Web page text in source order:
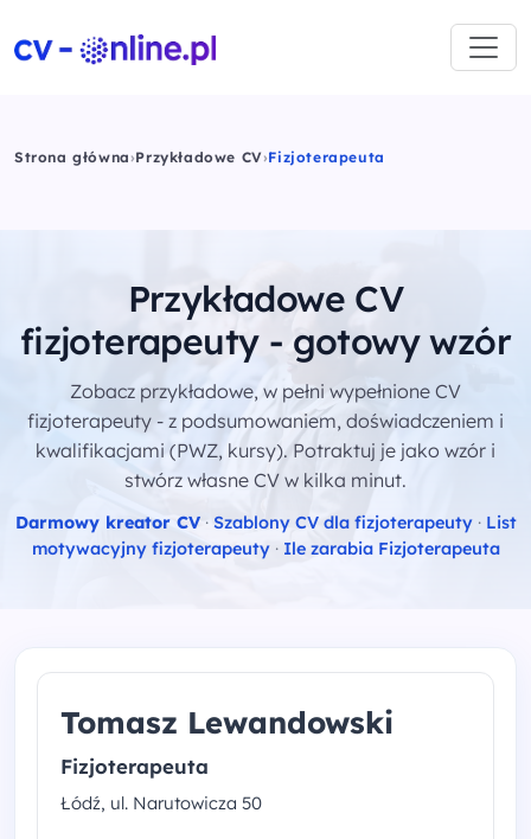
Strona główna›Przykładowe CV›Fizjoterapeuta
Przykładowe CV
fizjoterapeuty - gotowy wzór
Zobacz przykładowe, w pełni wypełnione CV
fizjoterapeuty - z podsumowaniem, doświadczeniem i
kwalifikacjami (PWZ, kursy). Potraktuj je jako wzór i
stwórz własne CV w kilka minut.
Darmowy kreator CV · Szablony CV dla fizjoterapeuty · List
motywacyjny fizjoterapeuty · Ile zarabia Fizjoterapeuta
Tomasz Lewandowski
Fizjoterapeuta
Łódź, ul. Narutowicza 50